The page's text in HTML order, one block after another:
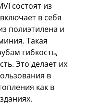
состоят из
в себя
полиэтилена и
Такая
гибкость,
Это делает их
в
как в